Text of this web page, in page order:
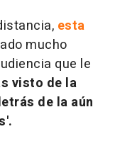
esta
mucho
que le
visto de la
de la aún